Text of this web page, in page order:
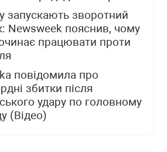
запускають зворотний
Newsweek пояснив, чому
працювати проти
повідомила про
збитки після
удару по головному
(Відео)